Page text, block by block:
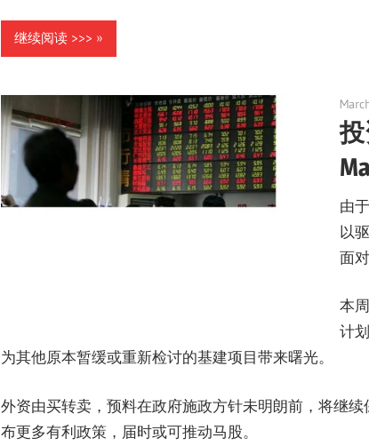
继续阅读 >>>
由
以
面
本
计
为其他原本暂缓或重新检讨的基建项目带来曙光。
外资由买转卖，预料在政府施政方针未明朗前，将继
布更多有利政策，届时或可推动马股。